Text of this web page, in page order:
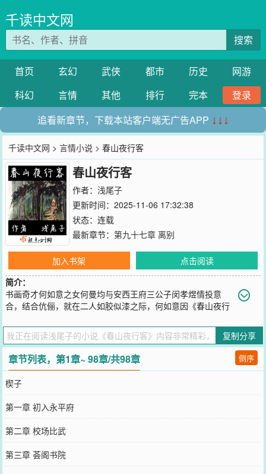
千读中文网
搜索
首页 玄幻 武侠 都市 历史
网游
科幻
言情 其他 排行 完本
登录
追看新章节，下载本站客户端无广告APP ↓↓↓
千读中文网 >言情小说 > 春山夜行客
春山夜行客
作者： 浅尾子
更新时间：2025-11-06 17:32:38
状态：连载
最新章节： 第九十七章 离别
加入书架
点击阅读
简介：
书画奇才何如意之女何曼均与安西王府三公子闵孝煜情投意
合，结合伉俪，就在二人如胶似漆之际，何如意因《春山夜行
您要是觉得《春山夜行客》还不错的话请不要忘记向您QQ群和微博微
信里的朋友推荐哦！
复制分享
章节列表，第1章~ 98章/共98章 倒序
楔子
第一章 初入永平府
第二章 校场比武
第三章 荟阁书院